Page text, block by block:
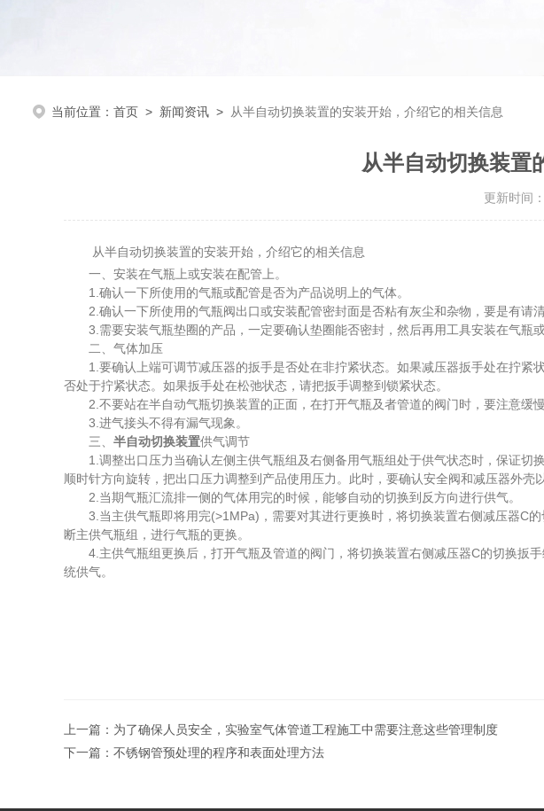
当前位置： 首页> 新闻资讯> 从半自动切换装置的安装开始，介绍它的相关信息
从半自动切换装置
更新时间
从半自动切换装置的安装开始，介绍它的相关信息
一、安装在气瓶上或安装在配管上。
1.确认一下所使用的气瓶或配管是否为产品说明上的气体。
2.确认一下所使用的气瓶阀出口或安装配管密封面是否粘有灰尘和杂物，要是有请清
3.需要安装气瓶垫圈的产品，一定要确认垫圈能否密封，然后再用工具安装在气瓶
二、气体加压
1.要确认上端可调节减压器的扳手是否处在非拧紧状态。如果减压器扳手处在拧紧
否处于拧紧状态。如果扳手处在松弛状态，请把扳手调整到锁紧状态。
2.不要站在半自动气瓶切换装置的正面，在打开气瓶及者管道的阀门时，要注意缓
3.进气接头不得有漏气现象。
三、 半自动切换装置供气调节
1.调整出口压力当确认左侧主供气瓶组及右侧备用气瓶组处于供气状态时，保证切
顺时针方向旋转，把出口压力调整到产品使用压力。此时，要确认安全阀和减压器外壳
2.当期气瓶汇流排一侧的气体用完的时候，能够自动的切换到反方向进行供气。
3.当主供气瓶即将用完(>1MPa)，需要对其进行更换时，将切换装置右侧减压器C的
断主供气瓶组，进行气瓶的更换。
4.主供气瓶组更换后，打开气瓶及管道的阀门，将切换装置右侧减压器C的切换扳
统供气。
上一篇： 为了确保人员安全，实验室气体管道工程施工中需要注意这些管理制度
下一篇： 不锈钢管预处理的程序和表面处理方法